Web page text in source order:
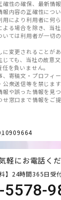
性の確保、最新情
内容の正確性につ
により利用者に何
る場合を除き、当
ては利用者が一切
変更されることが
ても、当社の故意
を負いません。
寄稿文・プロフィ
衆送信等を禁じます
や誤った情報を見
窓口まで情報をご
軽にお電話く
料】24時間365日受
5578-